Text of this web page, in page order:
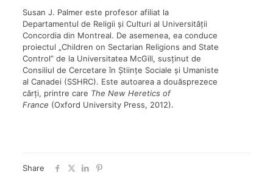
Susan J. Palmer este profesor afiliat la
Departamentul de Religii și Culturi al Universității
Concordia din Montreal. De asemenea, ea conduce
proiectul „Children on Sectarian Religions and State
Control” de la Universitatea McGill, susținut de
Consiliul de Cercetare în Științe Sociale și Umaniste
al Canadei (SSHRC). Este autoarea a douăsprezece
cărți, printre care The New Heretics of
France (Oxford University Press, 2012).
Share